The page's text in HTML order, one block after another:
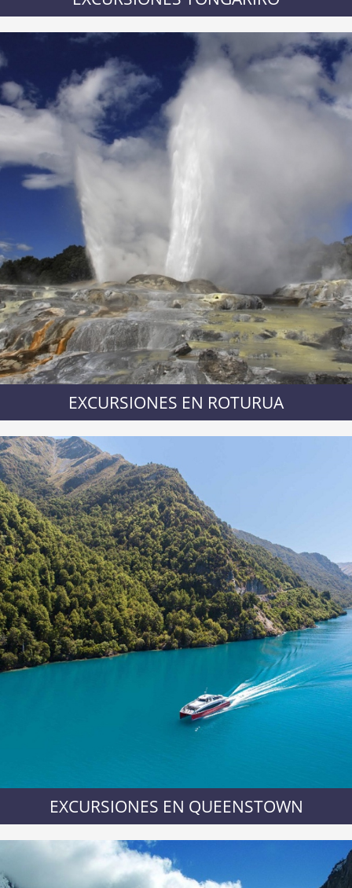
EXCURSIONES EN ROTURUA
EXCURSIONES EN QUEENSTOWN